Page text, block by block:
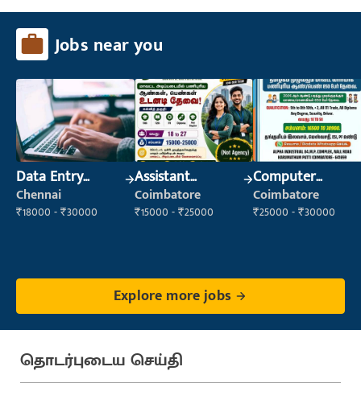
Jobs near you
Data Entry
Operator
Chennai
₹18000 - ₹30000
Assistant
Manager
Coimbatore
₹15000 - ₹25000
Computer
Operator
Coimbatore
₹25000 - ₹30000
Explore more jobs
தொடர்புடைய செய்தி